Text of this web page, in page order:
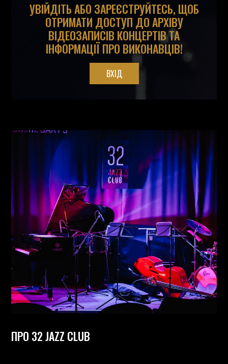
УВІЙДІТЬ АБО ЗАРЕЄСТРУЙТЕСЬ, ЩОБ
ОТРИМАТИ ДОСТУП ДО АРХІВУ
ВІДЕОЗАПИСІВ КОНЦЕРТІВ ТА
ІНФОРМАЦІЇ ПРО ВИКОНАВЦІВ!
ВХІД
ПРО 32 JAZZ CLUB